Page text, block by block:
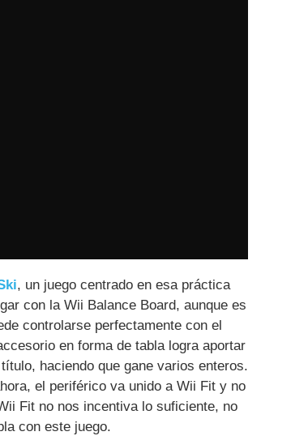
, un juego centrado en esa práctica
con la Wii Balance Board, aunque es
controlarse perfectamente con el
en forma de tabla logra aportar
haciendo que gane varios enteros.
el periférico va unido a Wii Fit y no
Fit no nos incentiva lo suficiente, no
con este juego.